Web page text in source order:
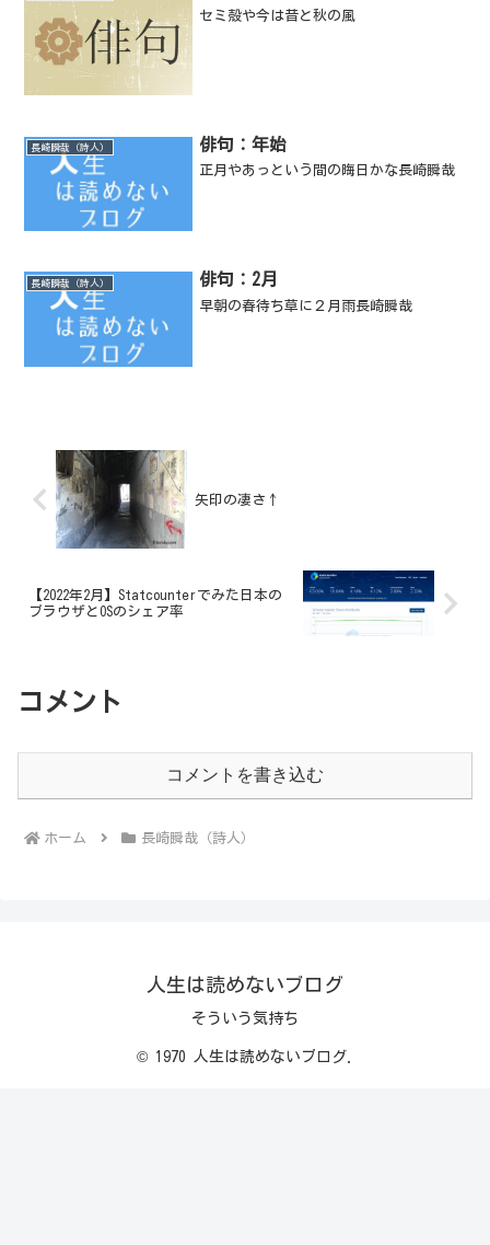
セミ殻や今は昔と秋の風
長崎瞬哉（詩人） 俳句：年始
正月やあっという間の晦日かな長崎瞬哉
長崎瞬哉（詩人） 俳句：2月
早朝の春待ち草に２月雨長崎瞬哉
矢印の凄さ↑
【2022年2月】Statcounterでみた日本の
ブラウザとOSのシェア率
コメント
コメントを書き込む
ホーム 長崎瞬哉（詩人）
人生は読めないブログ
そういう気持ち
© 1970 人生は読めないブログ.